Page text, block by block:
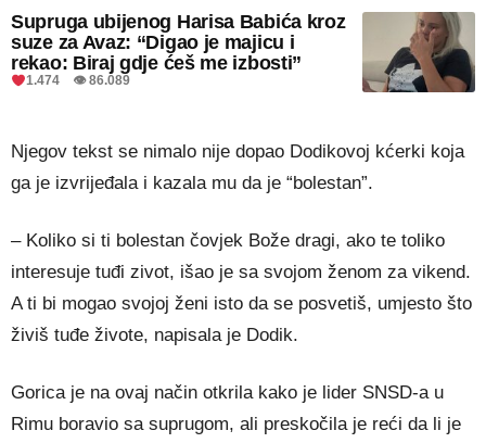
Supruga ubijenog Harisa Babića kroz
suze za Avaz: “Digao je majicu i
rekao: Biraj gdje ćeš me izbosti”
1.474 👁 86.089
Njegov tekst se nimalo nije dopao Dodikovoj kćerki koja
ga je izvrijeđala i kazala mu da je “bolestan”.
– Koliko si ti bolestan čovjek Bože dragi, ako te toliko
interesuje tuđi zivot, išao je sa svojom ženom za vikend.
A ti bi mogao svojoj ženi isto da se posvetiš, umjesto što
živiš tuđe živote, napisala je Dodik.
Gorica je na ovaj način otkrila kako je lider SNSD-a u
Rimu boravio sa suprugom, ali preskočila je reći da li je